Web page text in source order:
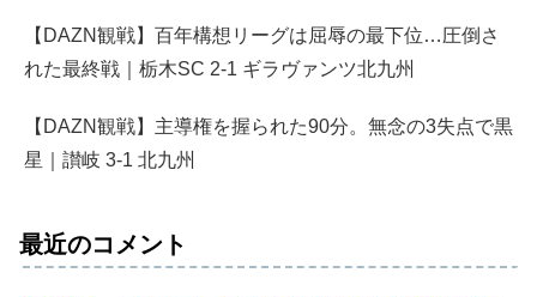
【DAZN観戦】百年構想リーグは屈辱の最下位…圧倒さ
れた最終戦｜栃木SC 2-1 ギラヴァンツ北九州
【DAZN観戦】主導権を握られた90分。無念の3失点で黒
星｜讃岐 3-1 北九州
最近のコメント